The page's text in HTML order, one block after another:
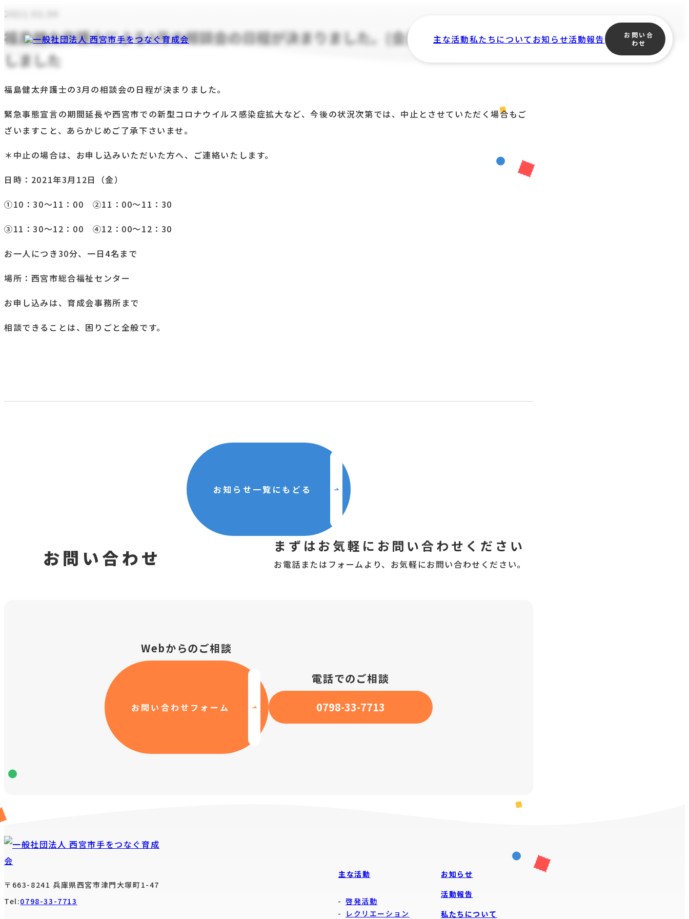
主な活動私たちについてお知らせ活動報告
お問い合
わせ
2021.02.04
福島健太弁護士による3月の相談会の日程が決まりました。(会員限定) ＊終了
しました
福島健太弁護士の3月の相談会の日程が決まりました。
緊急事態宣言の期間延長や西宮市での新型コロナウイルス感染症拡大など、今後の状況次第では、中止とさせていただく場合もご
ざいますこと、あらかじめご了承下さいませ。
＊中止の場合は、お申し込みいただいた方へ、ご連絡いたします。
日時：2021年3月12日（金）
①10：30～11：00 ②11：00～11：30
③11：30～12：00 ④12：00～12：30
お一人につき30分、一日4名まで
場所：西宮市総合福祉センター
お申し込みは、育成会事務所まで
相談できることは、困りごと全般です。
お知らせ一覧にもどる
お問い合わせ
まずはお気軽にお問い合わせください
お電話またはフォームより、 お気軽にお問い合わせください。
Webからのご相談
お問い合わせフォーム
電話でのご相談
0798-33-7713
〒663-8241 兵庫県西宮市津門大塚町1-47
Tel:0798-33-7713
主な活動
啓発活動
レクリエーション
お知らせ
活動報告
私たちについて